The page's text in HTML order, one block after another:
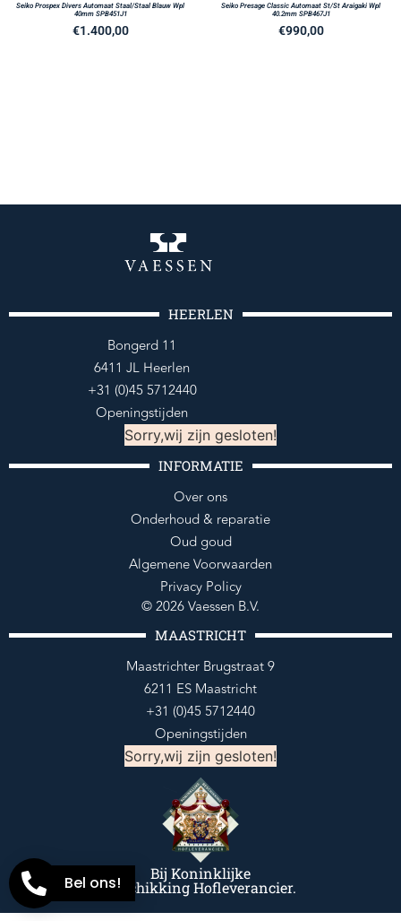
Seiko Prospex Divers Automaat Staal/Staal Blauw Wpl
40mm SPB451J1
€1.400,00
Seiko Presage Classic Automaat St/St Araigaki Wpl
40.2mm SPB467J1
€990,00
HEERLEN
Bongerd 11
6411 JL Heerlen
+31 (0)45 5712440
Openingstijden
Sorry,wij zijn gesloten!
INFORMATIE
Over ons
Onderhoud & reparatie
Oud goud
Algemene Voorwaarden
Privacy Policy
© 2026 Vaessen B.V.
MAASTRICHT
Maastrichter Brugstraat 9
6211 ES Maastricht
+31 (0)45 5712440
Openingstijden
Sorry,wij zijn gesloten!
Bij Koninklijke
Beschikking Hofleverancier.
Bel ons!